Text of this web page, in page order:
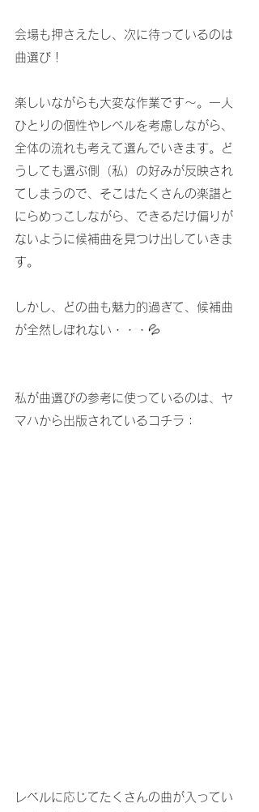
会場も押さえたし、次に待っているのは
曲選び！
楽しいながらも大変な作業です～。一人
ひとりの個性やレベルを考慮しながら、
全体の流れも考えて選んでいきます。ど
うしても選ぶ側（私）の好みが反映され
てしまうので、そこはたくさんの楽譜と
にらめっこしながら、できるだけ偏りが
ないように候補曲を見つけ出していきま
す。
しかし、どの曲も魅力的過ぎて、候補曲
が全然しぼれない・・・💦
私が曲選びの参考に使っているのは、ヤ
マハから出版されているコチラ：
レベルに応じてたくさんの曲が入ってい